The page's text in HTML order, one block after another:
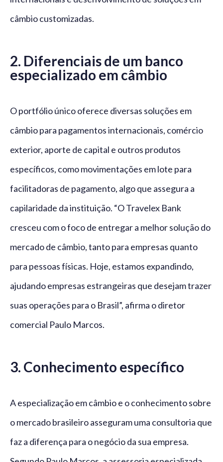
câmbio customizadas.
2. Diferenciaisde um banco
especializado em câmbio
O portfólio único oferece diversas soluções em
câmbio para pagamentos internacionais, comércio
exterior, aporte de capital e outros produtos
específicos, como movimentações em lote para
facilitadoras de pagamento, algo que assegura a
capilaridade da instituição. “O Travelex Bank
cresceu com o foco de entregar a melhor solução do
mercado de câmbio, tanto para empresas quanto
para pessoas físicas. Hoje, estamos expandindo,
ajudando empresas estrangeiras que desejam trazer
suas operações para o Brasil”, afirma o diretor
comercial Paulo Marcos.
3. Conhecimento específico
A especialização em câmbio e o conhecimento sobre
o mercado brasileiro asseguram uma consultoria que
faz a diferença para o negócio da sua empresa.